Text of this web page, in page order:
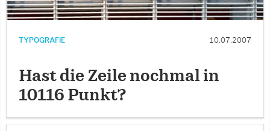
TYPOGRAFIE 10.07.2007
Hast die Zeile nochmal in
10116 Punkt?